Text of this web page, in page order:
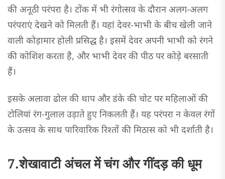
की अनूठी परंपरा है। टोंक में भी रंगोत्सव के दौरान अलग-अलग
परंपराएं देखने को मिलती हैं। यहां देवर-भाभी के बीच खेली जाने
वाली कोड़ामार होली प्रसिद्ध है। इसमें देवर अपनी भाभी को रंगने
की कोशिश करता है, और भाभी देवर की पीठ पर कोड़े बरसाती
हैं।
इसके अलावा ढोल की थाप और डंके की चोट पर महिलाओं की
टोलियां रंग-गुलाल उड़ाते हुए निकलती हैं। यह परंपरा न केवल रंगों
के उत्सव के साथ पारिवारिक रिश्तों की मिठास को भी दर्शाती है।
7.शेखावाटी अंचल में चंग और गींदड़ की धूम